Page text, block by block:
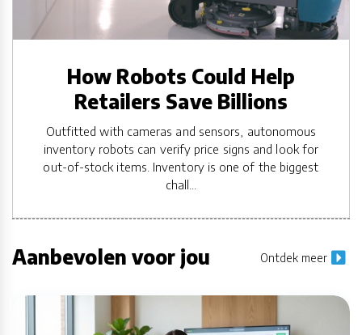
How Robots Could Help
Retailers Save Billions
Outfitted with cameras and sensors, autonomous
inventory robots can verify price signs and look for
out-of-stock items. Inventory is one of the biggest
chall...
Aanbevolen voor jou Ontdek meer